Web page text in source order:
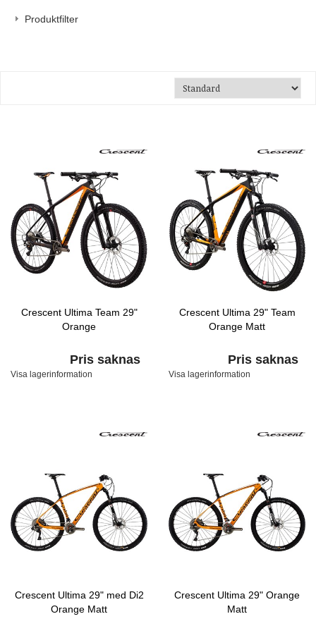
Produktfilter
Crescent Ultima Team 29"
Orange
Pris saknas
Visa lagerinformation
Crescent Ultima 29" Team
Orange Matt
Pris saknas
Visa lagerinformation
Crescent Ultima 29" med Di2
Orange Matt
Crescent Ultima 29" Orange
Matt